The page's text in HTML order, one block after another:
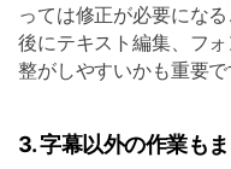
っては修正が必要にな
後にテキスト編集、フ
整がしやすいかも重要で
3. 字幕以外の作業も